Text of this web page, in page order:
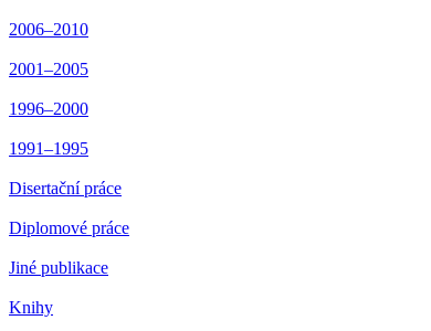
2006–2010
2001–2005
1996–2000
1991–1995
Disertační práce
Diplomové práce
Jiné publikace
Knihy